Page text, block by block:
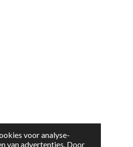
voor analyse-
van advertenties. Door